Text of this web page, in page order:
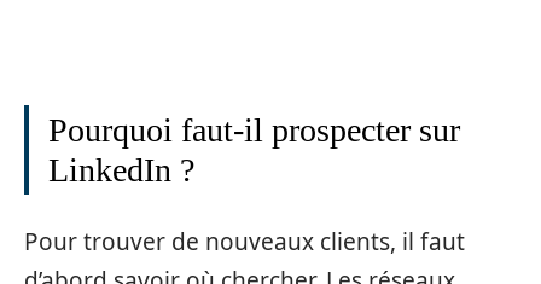
Pourquoi faut-il prospecter sur
LinkedIn ?
Pour trouver de nouveaux clients, il faut